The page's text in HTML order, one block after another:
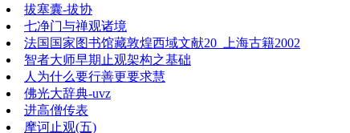
拔塞囊-拔协
七净门与禅观诸境
法国国家图书馆藏敦煌西域文献20_上海古籍2002
智者大师早期止观架构之基础
人为什么要行善更要求慧
佛光大辞典-uvz
进高僧传表
摩诃止观(五)